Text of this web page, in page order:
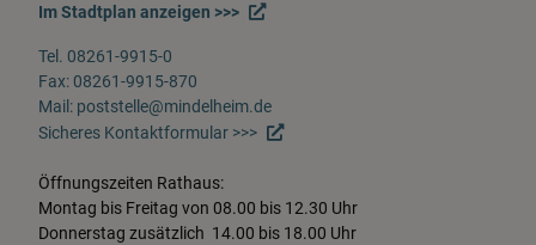
Im Stadtplan anzeigen >>>
Tel. 08261-9915-0
Fax: 08261-9915-870
Mail: poststelle@mindelheim.de
Sicheres Kontaktformular >>>
Öffnungszeiten Rathaus:
Montag bis Freitag von 08.00 bis 12.30 Uhr
Donnerstag zusätzlich 14.00 bis 18.00 Uhr